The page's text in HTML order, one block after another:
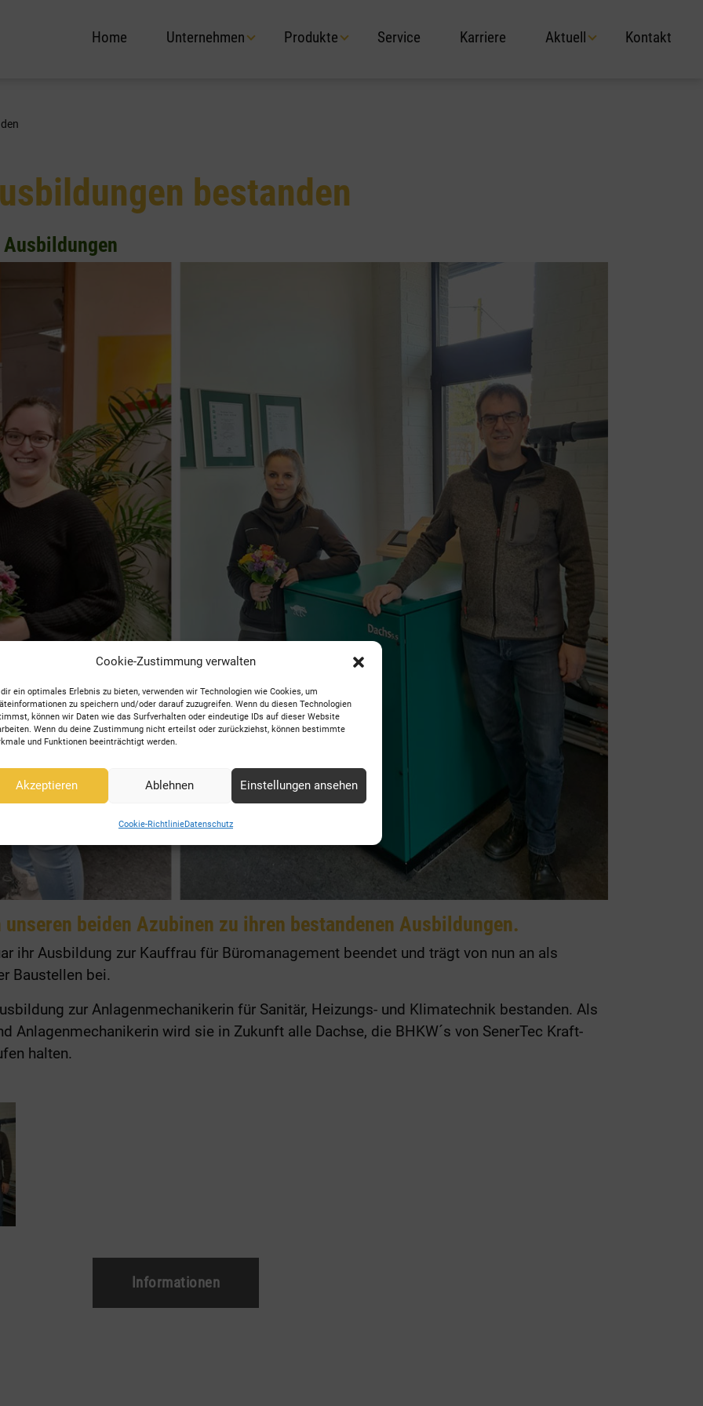
Cookie-Zustimmung verwalten
ein optimales Erlebnis zu bieten, verwenden wir Technologien wie Cookies, um
zu speichern und/oder darauf zuzugreifen. Wenn du diesen Technologien
können wir Daten wie das Surfverhalten oder eindeutige IDs auf dieser Website
Wenn du deine Zustimmung nicht erteilst oder zurückziehst, können bestimmte
und Funktionen beeinträchtigt werden.
Akzeptieren Ablehnen Einstellungen ansehen
Cookie-RichtlinieDatenschutz
Home Unternehmen Produkte Service Karriere Aktuell Kontakt
bestanden
beiden Azubinen zu ihren bestandenen Ausbildungen.
ihr Ausbildung zur Kauffrau für Büromanagement beendet und trägt von nun an als
Baustellen bei.
zur Anlagenmechanikerin für Sanitär, Heizungs- und Klimatechnik bestanden. Als
Anlagenmechanikerin wird sie in Zukunft alle Dachse, die BHKW´s von SenerTec Kraft-
halten.
Informationen